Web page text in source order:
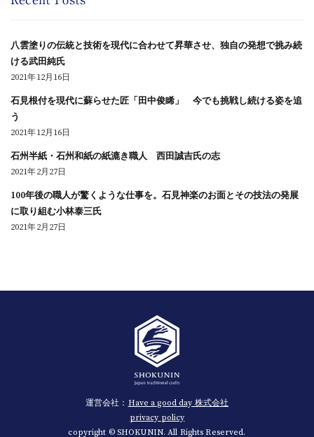
八雲塗りの伝統と技術を現代に合わせて昇華させ、独自の発想で挑み続
ける武田純氏
2021年12月16日
石見根付を現代に蘇らせた匠「田中俊睎」 今でも挑戦し続ける姿を追
う
2021年12月16日
石州半紙・石州和紙の紙漉き職人 西田誠吉氏の志
2021年2月27日
100年後の職人が驚くような仕事を。石見神楽のお面とその技法の発展
に取り組む小林泰三氏
2021年2月27日
運営会社： Have a good day 株式会社
privacy policy
copyright © SHOKUNIN. All Rights Reserved.